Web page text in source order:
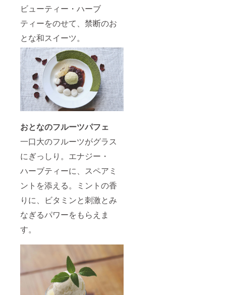
ビューティー・ハーブ
ティーをのせて、禁断のお
とな和スイーツ。
おとなのフルーツパフェ
一口大のフルーツがグラス
にぎっしり。エナジー・
ハーブティーに、スペアミ
ントを添える。ミントの香
りに、ビタミンと刺激とみ
なぎるパワーをもらえま
す。